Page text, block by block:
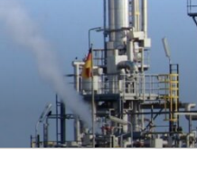
содержимому